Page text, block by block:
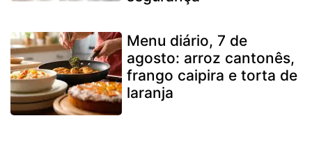
Menu diário, 7 de
agosto: arroz cantonês,
frango caipira e torta de
laranja